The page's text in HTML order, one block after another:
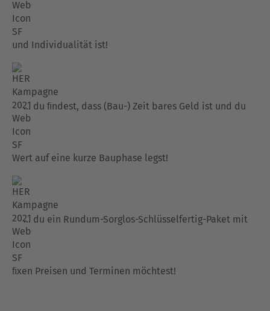
und Individualität ist!
… du ﬁndest, dass (Bau-) Zeit bares Geld ist und du
Wert auf eine kurze Bauphase legst!
… du ein Rundum-Sorglos-Schlüsselfertig-Paket mit
ﬁxen Preisen und Terminen möchtest!